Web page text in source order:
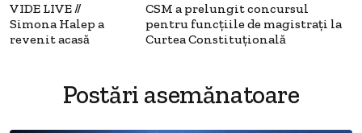
VIDE LIVE //
Simona Halep a
revenit acasă
CSM a prelungit concursul
pentru funcţiile de magistraţi la
Curtea Constituţională
Postări asemănatoare